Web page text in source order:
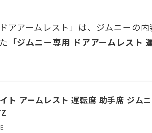
アアームレスト」は、ジムニーの
「ジムニー専用 ドアアームレスト
ト アームレスト 運転席 助手席 ジ